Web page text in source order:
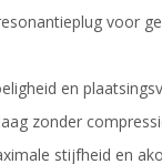
voor
en
zonder
stijfheid en